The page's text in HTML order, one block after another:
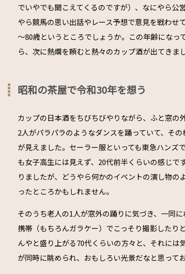
でいやでも聞こえてくるのですが）、なにやら公
やら競馬の思い出話やレース予想で意見を戦わせ
～80歳というところでしょうか。この年齢にな
ら、次に熱燗を頼むと熱々のカップ酒が出てきまし
昭和の茶屋で令和30年を想う
カップの日本酒をちびちびやりながら、ふと窓
2人がパラパラのようなダンスを踊っていて、そ
が見えました。セーラー服といっても東急ハンズ
も女子高生には見えず、20代前半くらいの感じで
りましたが、どうやら何かのイベントの演し物
ったところかもしれません。
そのうち老人の1人が窓外の踊りに気づき、一同
携帯（もちろんガラケー）でこっそり撮影したり
んやと盛り上がる70代くらいの方々と、それには
が同時に眺められ、おもしろい光景だなと思って